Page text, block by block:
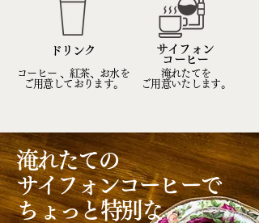
ドリンク
サイフォン
​コーヒー
コーヒー 、紅茶、お水を
ご用意しております。
淹れたてを
ご用意いたします。
淹れたての
サイフォンコーヒーで
​ちょっと特別な